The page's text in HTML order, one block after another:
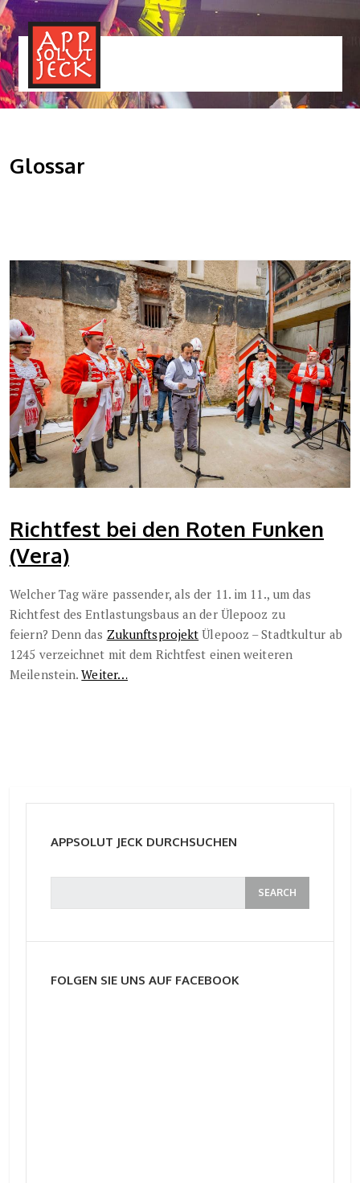
Glossar
Richtfest bei den Roten Funken
(Vera)
Welcher Tag wäre passender, als der 11. im 11., um das
Richtfest des Entlastungsbaus an der Ülepooz zu
feiern? Denn das Zukunftsprojekt Ülepooz – Stadtkultur ab
1245 verzeichnet mit dem Richtfest einen weiteren
Meilenstein.Weiter…
APPSOLUT JECK DURCHSUCHEN
FOLGEN SIE UNS AUF FACEBOOK